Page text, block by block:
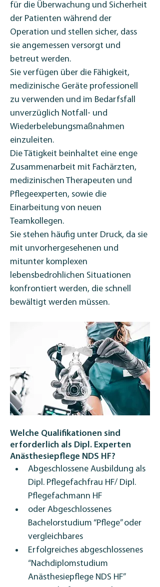
für die Überwachung und Sicherheit
der Patienten während der
Operation und stellen sicher, dass
sie angemessen versorgt und
betreut werden.
Sie verfügen über die Fähigkeit,
medizinische Geräte professionell
zu verwenden und im Bedarfsfall
unverzüglich Notfall- und
Wiederbelebungsmaßnahmen
einzuleiten.
Die Tätigkeit beinhaltet eine enge
Zusammenarbeit mit Fachärzten,
medizinischen Therapeuten und
Pflegeexperten, sowie die
Einarbeitung von neuen
Teamkollegen.
Sie stehen häufig unter Druck, da sie
mit unvorhergesehenen und
mitunter komplexen
lebensbedrohlichen Situationen
konfrontiert werden, die schnell
bewältigt werden müssen.
Welche Qualifikationen sind
erforderlich als Dipl. Experten
Anästhesiepflege NDS HF?
Abgeschlossene Ausbildung als
Dipl. Pflegefachfrau HF/ Dipl.
Pflegefachmann HF
oder Abgeschlossenes
Bachelorstudium “Pflege” oder
vergleichbares
Erfolgreiches abgeschlossenes
“Nachdiplomstudium
Anästhesiepflege NDS HF”